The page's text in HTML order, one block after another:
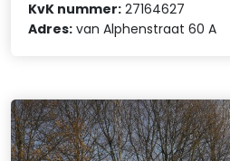
KvK nummer: 27164627
Adres: van Alphenstraat 60 A